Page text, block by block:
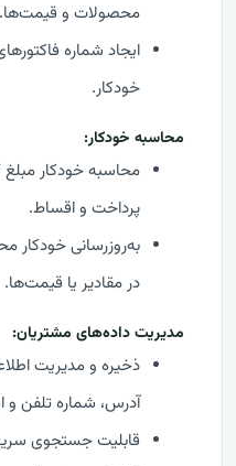
محصولات و قیمت‌ها.
ایجاد شماره
خودکار.
محاسبه خودکار:
محاسبه خودکار
پرداخت و اقساط.
به‌روزرسانی خودکار
در مقادیر یا قیمت‌ها.
مدیریت داده‌های مشتریان:
ذخیره و مدیریت
آدرس، شماره تلفن و
قابلیت جستجوی